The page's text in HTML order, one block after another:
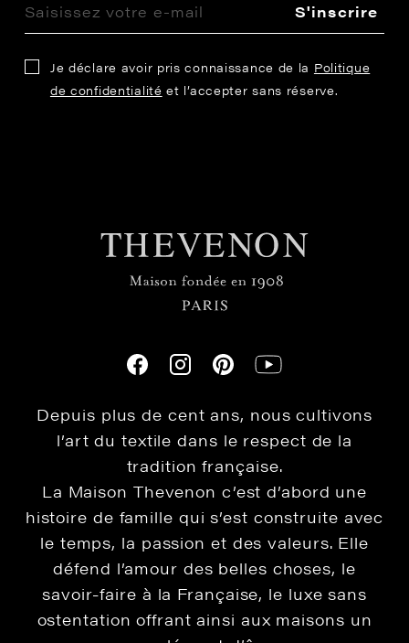
S'inscrire
Je déclare avoir pris connaissance de la Politique
de confidentialité et l’accepter sans réserve.
Depuis plus de cent ans, nous cultivons
l’art du textile dans le respect de la
tradition française.
La Maison Thevenon c’est d’abord une
histoire de famille qui s’est construite avec
le temps, la passion et des valeurs. Elle
défend l’amour des belles choses, le
savoir-faire à la Française, le luxe sans
ostentation offrant ainsi aux maisons un